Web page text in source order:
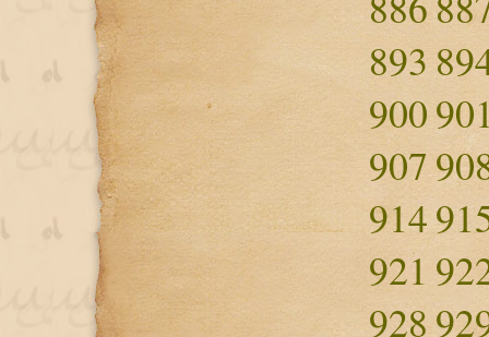
893
900
907
914
921
928